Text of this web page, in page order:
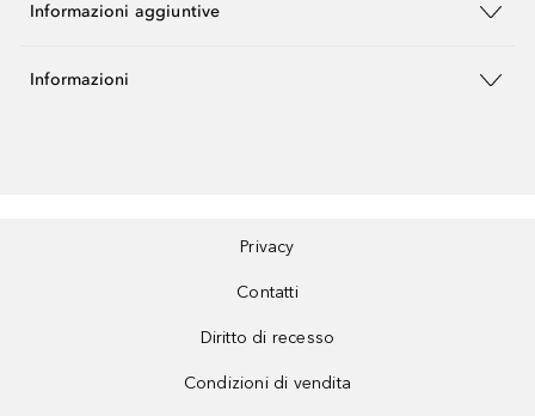
Informazioni aggiuntive
Informazioni
Privacy
Contatti
Diritto di recesso
Condizioni di vendita